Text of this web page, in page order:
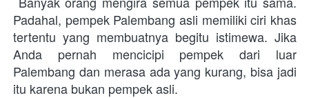
Padahal, pempek Palembang asli memiliki ciri khas
tertentu yang membuatnya begitu istimewa. Jika
Anda pernah mencicipi pempek dari luar
Palembang dan merasa ada yang kurang, bisa jadi
itu karena bukan pempek asli.